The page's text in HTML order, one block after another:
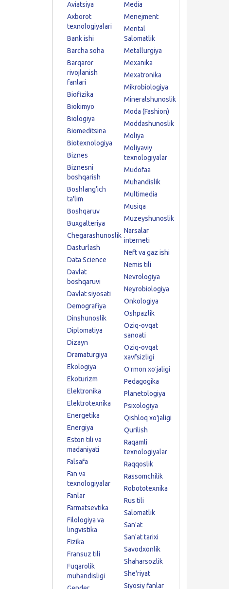
Aviatsiya
Axborot
texnologiyalari
Bank ishi
Barcha soha
Barqaror
rivojlanish
fanlari
Biofizika
Biokimyo
Biologiya
Biomeditsina
Biotexnologiya
Biznes
Biznesni
boshqarish
Boshlang'ich
ta'lim
Boshqaruv
Buxgalteriya
Chegarashunoslik
Dasturlash
Data Science
Davlat
boshqaruvi
Davlat siyosati
Demografiya
Dinshunoslik
Diplomatiya
Dizayn
Dramaturgiya
Ekologiya
Ekoturizm
Elektronika
Elektrotexnika
Energetika
Energiya
Eston tili va
madaniyati
Falsafa
Fan va
texnologiyalar
Fanlar
Farmatsevtika
Filologiya va
lingvistika
Fizika
Fransuz tili
Fuqarolik
muhandisligi
Media
Menejment
Mental
Salomatlik
Metallurgiya
Mexanika
Mexatronika
Mikrobiologiya
Mineralshunoslik
Moda (Fashion)
Moddashunoslik
Moliya
Moliyaviy
texnologiyalar
Mudofaa
Muhandislik
Multimedia
Musiqa
Muzeyshunoslik
Narsalar
interneti
Neft va gaz ishi
Nemis tili
Nevrologiya
Neyrobiologiya
Onkologiya
Oshpazlik
Oziq-ovqat
sanoati
Oziq-ovqat
xavfsizligi
Oʻrmon xoʻjaligi
Pedagogika
Planetologiya
Psixologiya
Qishloq xo'jaligi
Qurilish
Raqamli
texnologiyalar
Raqqoslik
Rassomchilik
Robototexnika
Rus tili
Salomatlik
San'at
San'at tarixi
Savodxonlik
Shaharsozlik
She'riyat
Siyosiy fanlar